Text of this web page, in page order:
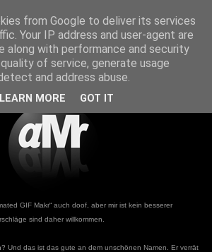
Dev Blog
Makr
GIF Makr“ auch doof, aber mir ist kein besserer
sind daher willkommen.
Und das ist das gute an dem unschönen Namen. Er verrät
from Google to deliver its services
Your IP address and user-agent are
along with performance and security
of service, generate usage
and address abuse.
LEARN MORE GOT IT